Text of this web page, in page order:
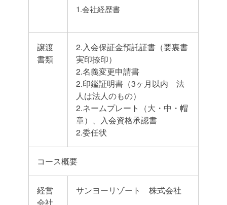
1.会社経歴書
譲渡
書類
2.入会保証金預託証書（要裏書
実印捺印）
2.名義変更申請書
2.印鑑証明書（3ヶ月以内 法
人は法人のもの）
2.ネームプレート（大・中・帽
章）、入会資格承認書
2.委任状
コース概要
経営
会社
サンヨーリゾート 株式会社